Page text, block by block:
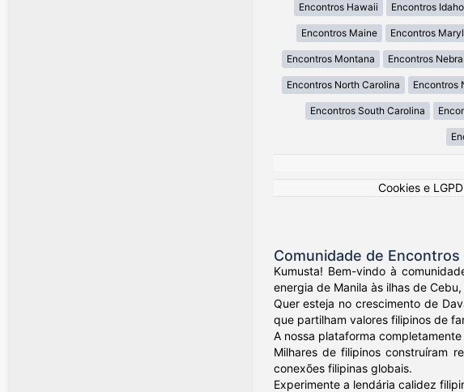
Encontros Hawaii Encontros Idaho
Encontros Maine Encontros
Encontros Montana Encontros
Encontros North Carolina Encontros
Encontros South Carolina
Cookies e LGPD
Comunidade de Encontros
Kumusta! Bem-vindo à
energia de Manila às ilhas de
Quer esteja no crescimento de
que partilham valores filipinos de
A nossa plataforma
Milhares de filipinos construíram
conexões filipinas globais.
Experimente a lendária calidez